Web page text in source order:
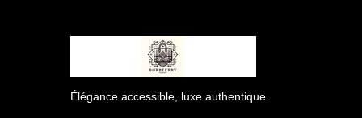
Élégance accessible, luxe authentique.